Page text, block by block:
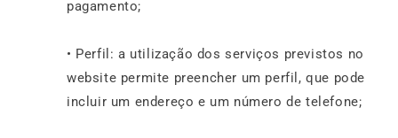
pagamento;
• Perfil: a utilização dos serviços previstos no
website permite preencher um perfil, que pode
incluir um endereço e um número de telefone;